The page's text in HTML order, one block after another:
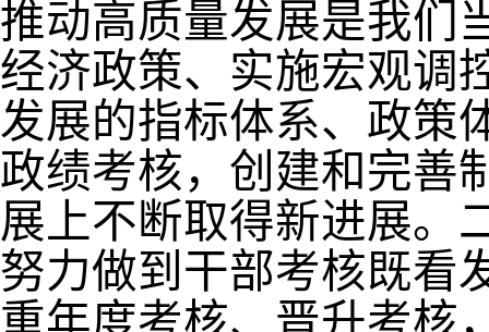
推动高质量发展是我们
经济政策、实施宏观调
发展的指标体系、政策
政绩考核，创建和完善
展上不断取得新进展。
努力做到干部考核既看